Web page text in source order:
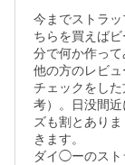
今までストラ
ちらを買えば
分で何か作って
他の方のレビ
チェックをし
考）。日没間
ズも割とあり
きます。
ダイ◯ーのスト